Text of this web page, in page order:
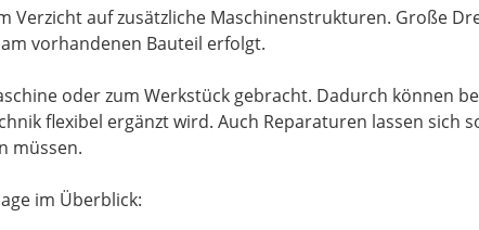
Verzicht auf zusätzliche Maschinenstrukturen. Große
vorhandenen Bauteil erfolgt.
oder zum Werkstück gebracht. Dadurch können
flexibel ergänzt wird. Auch Reparaturen lassen sich
müssen.